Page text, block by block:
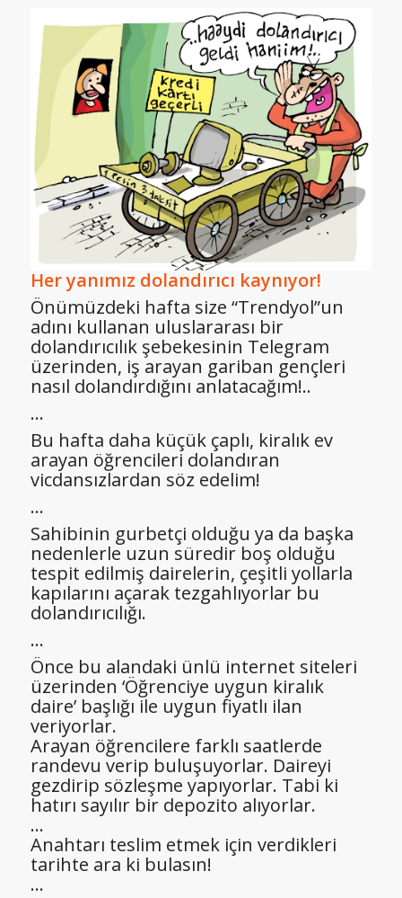
Her yanımız dolandırıcı kaynıyor!
Önümüzdeki hafta size “Trendyol”un
adını kullanan uluslararası bir
dolandırıcılık şebekesinin Telegram
üzerinden, iş arayan gariban gençleri
nasıl dolandırdığını anlatacağım!..
…
Bu hafta daha küçük çaplı, kiralık ev
arayan öğrencileri dolandıran
vicdansızlardan söz edelim!
…
Sahibinin gurbetçi olduğu ya da başka
nedenlerle uzun süredir boş olduğu
tespit edilmiş dairelerin, çeşitli yollarla
kapılarını açarak tezgahlıyorlar bu
dolandırıcılığı.
…
Önce bu alandaki ünlü internet siteleri
üzerinden ‘Öğrenciye uygun kiralık
daire’ başlığı ile uygun fiyatlı ilan
veriyorlar.
Arayan öğrencilere farklı saatlerde
randevu verip buluşuyorlar. Daireyi
gezdirip sözleşme yapıyorlar. Tabi ki
hatırı sayılır bir depozito alıyorlar.
…
Anahtarı teslim etmek için verdikleri
tarihte ara ki bulasın!
…